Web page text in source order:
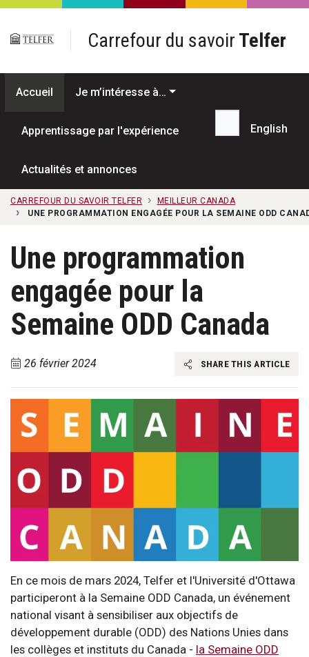
Passer au contenu principal
Carrefour du savoir Telfer
Accueil Je m’intéresse à…
Apprentissage par l'expérience
Actualités et annonces
Recherche...
English
CARREFOUR DU SAVOIR TELFER
MEILLEUR CANADA
UNE PROGRAMMATION ENGAGÉE POUR LA SEMAINE ODD
Une programmation
engagée pour la
Semaine ODD Canada
26 février 2024 SHARE THIS ARTICLE
En ce mois de mars 2024, Telfer et l'Université d'Ottawa
participeront à la Semaine ODD Canada, un événement
national visant à sensibiliser aux objectifs de
développement durable (ODD) des Nations Unies dans
les collèges et instituts du Canada - la Semaine ODD